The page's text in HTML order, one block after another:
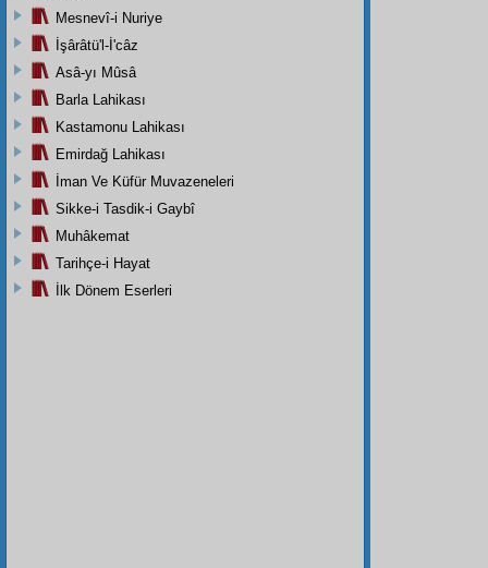
Mesnevî-i Nuriye
İşârâtü'l-İ'câz
Asâ-yı Mûsâ
Barla Lahikası
Kastamonu Lahikası
Emirdağ Lahikası
İman Ve Küfür Muvazeneleri
Sikke-i Tasdik-i Gaybî
Muhâkemat
Tarihçe-i Hayat
İlk Dönem Eserleri